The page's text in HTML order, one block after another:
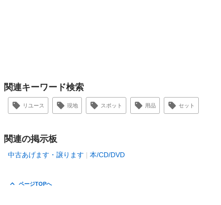
関連キーワード検索
リユース 現地 スポット 用品 セット
関連の掲示板
中古あげます・譲ります 本/CD/DVD
ページTOPへ